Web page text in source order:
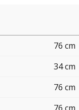
76 cm
34 cm
76 cm